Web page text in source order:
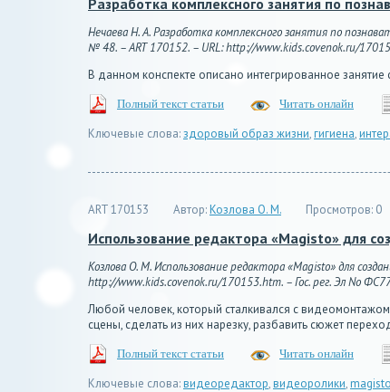
Разработка комплексного занятия по
Нечаева Н. А. Разработка комплексного занятия по
№ 48. – ART 170152. – URL: http://www.kids.covenok.ru/
В данном конспекте описано интегрированное
Полный текст статьи Читать онлайн
Ключевые слова:здоровый образ жизни,гигиена,
ART 170153 Автор:Козлова О. М. Просмотров: 0
Использование редактора «Magisto» для
Козлова О. М. Использование редактора «Magisto» для
http://www.kids.covenok.ru/170153.htm. – Гос. рег. Эл No
Любой человек, который сталкивался с
сцены, сделать из них нарезку, разбавить сюжет
Полный текст статьи Читать онлайн
Ключевые слова:видеоредактор,видеоролики,magisto